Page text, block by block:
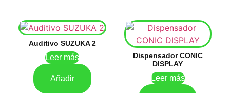
Auditivo SUZUKA 2
Leer más
Añadir
Dispensador CONIC
DISPLAY
Leer más